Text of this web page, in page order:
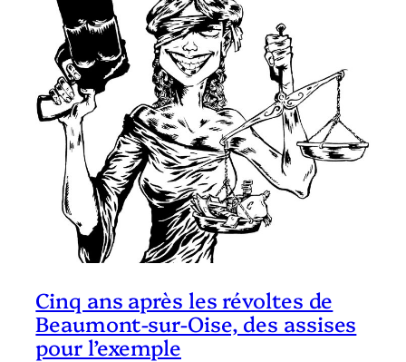
Cinq ans après les révoltes de
Beaumont-sur-Oise, des assises
pour l’exemple